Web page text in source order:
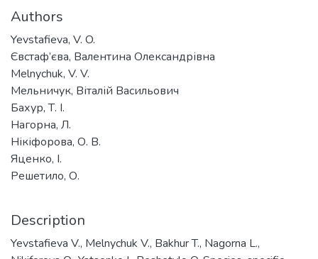
Authors
Yevstafieva, V. O.
Євстаф’єва, Валентина Олександрівна
Melnychuk, V. V.
Мельничук, Віталій Васильович
Бахур, Т. І.
Нагорна, Л.
Нікіфорова, О. В.
Яценко, І.
Решетило, О.
Description
Yevstafieva V., Melnychuk V., Bakhur T., Nagorna L.,